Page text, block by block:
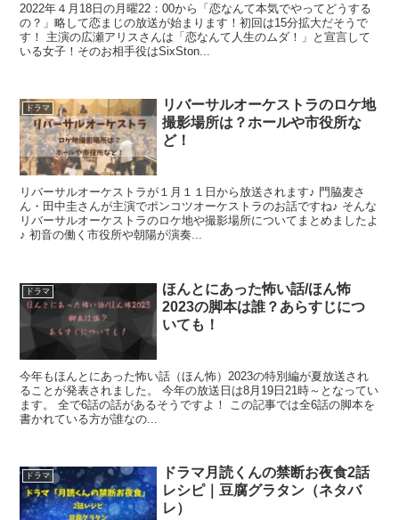
2022年４月18日の月曜22：00から「恋なんて本気でやってどうする
の？」略して恋まじの放送が始まります！初回は15分拡大だそうで
す！ 主演の広瀬アリスさんは「恋なんて人生のムダ！」と宣言して
いる女子！そのお相手役はSixSton...
ドラマ
リバーサルオーケストラのロケ地
撮影場所は？ホールや市役所な
ど！
リバーサルオーケストラが１月１１日から放送されます♪ 門脇麦さ
ん・田中圭さんが主演でポンコツオーケストラのお話ですね♪ そんな
リバーサルオーケストラのロケ地や撮影場所についてまとめましたよ
♪ 初音の働く市役所や朝陽が演奏...
ドラマ
ほんとにあった怖い話/ほん怖
2023の脚本は誰？あらすじにつ
いても！
今年もほんとにあった怖い話（ほん怖）2023の特別編が夏放送され
ることが発表されました。 今年の放送日は8月19日21時～となってい
ます。 全で6話の話があるそうですよ！ この記事では全6話の脚本を
書かれている方が誰なの...
ドラマ
ドラマ月読くんの禁断お夜食2話
レシピ｜豆腐グラタン（ネタバ
レ）